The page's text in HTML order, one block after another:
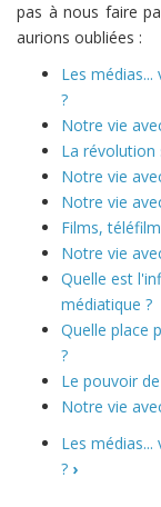
pas à nous faire
aurions oubliées :
Les
?
Notre vie
La révolution
Notre vie
Notre vie
Films,
Notre vie
Quelle est
médiatique ?
Quelle place
?
Le pouvoir
Notre vie
Les
? ›